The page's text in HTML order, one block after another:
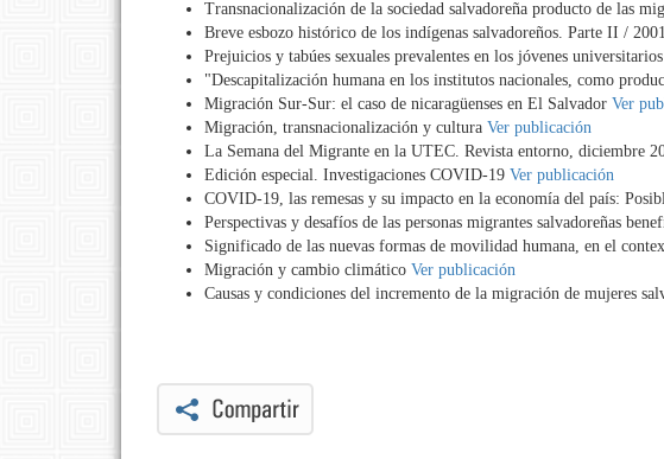
Transnacionalización de la sociedad salvadoreña producto de las
Breve esbozo histórico de los indígenas salvadoreños. Parte II / 2001
Prejuicios y tabúes sexuales prevalentes en los jóvenes universitarios
"Descapitalización humana en los institutos nacionales, como
Migración Sur-Sur: el caso de nicaragüenses en El Salvador Ver
Migración, transnacionalización y cultura Ver publicación
La Semana del Migrante en la UTEC. Revista entorno, diciembre
Edición especial. Investigaciones COVID-19 Ver publicación
COVID-19, las remesas y su impacto en la economía del país:
Perspectivas y desafíos de las personas migrantes salvadoreñas
Significado de las nuevas formas de movilidad humana, en el
Migración y cambio climático Ver publicación
Causas y condiciones del incremento de la migración de mujeres